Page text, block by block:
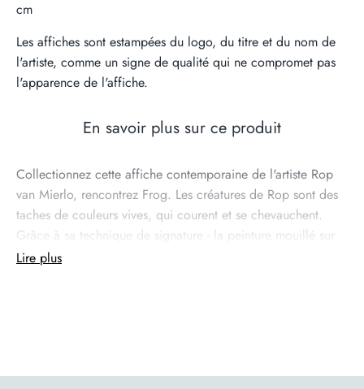
cm
Les affiches sont estampées du logo, du titre et du nom de
l'artiste, comme un signe de qualité qui ne compromet pas
l'apparence de l'affiche.
En savoir plus sur ce produit
Collectionnez cette affiche contemporaine de l'artiste Rop
van Mierlo, rencontrez Frog. Les créatures de Rop sont des
taches de couleurs vives, qui courent et se chevauchent.
Grâce à sa technique de signature - la peinture mouillé sur
mouillé - le spectateur est attiré par les animaux séduisants et
Lire plus